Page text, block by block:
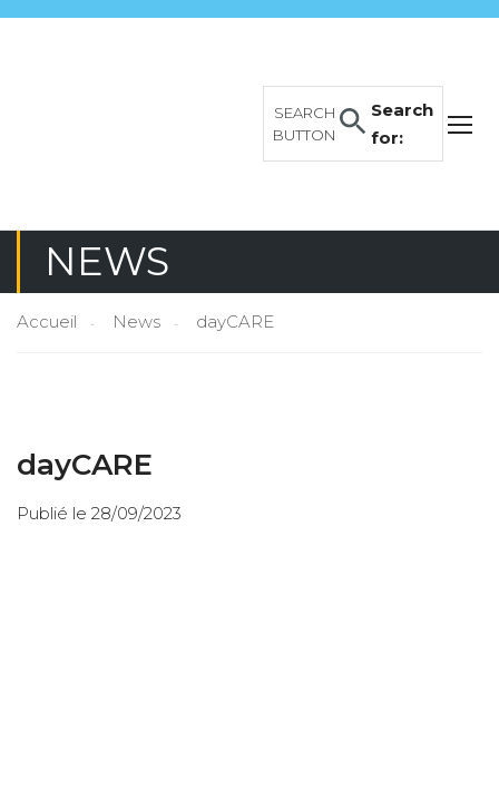
Search
for:
SEARCH
BUTTON
NEWS
Accueil News dayCARE
dayCARE
Publié le 28/09/2023